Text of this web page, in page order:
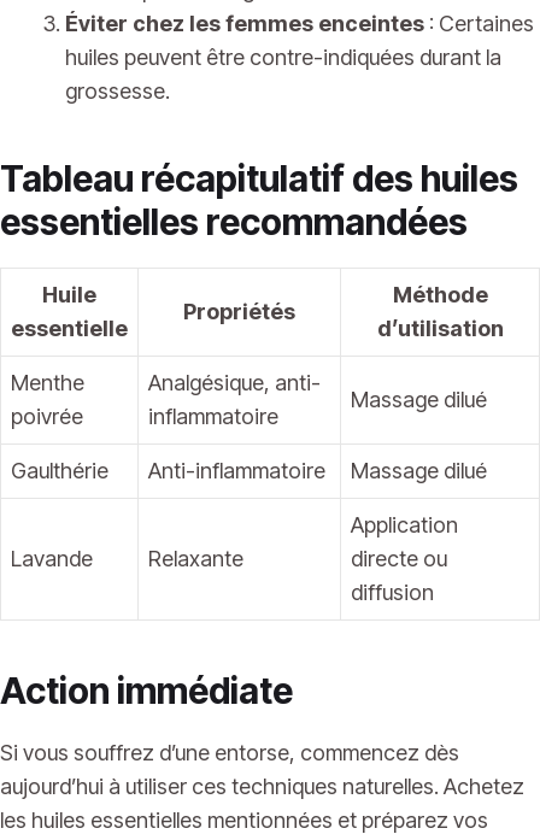
Éviter chez les femmes enceintes : Certaines
huiles peuvent être contre-indiquées durant la
grossesse.
Tableau récapitulatif des huiles
essentielles recommandées
Huile
essentielle
Propriétés
Méthode
d’utilisation
Menthe
poivrée
Analgésique, anti-
inflammatoire
Massage dilué
Gaulthérie Anti-inflammatoire Massage dilué
Lavande Relaxante
Application
directe ou
diffusion
Action immédiate
Si vous souffrez d’une entorse, commencez dès
aujourd’hui à utiliser ces techniques naturelles. Achetez
les huiles essentielles mentionnées et préparez vos